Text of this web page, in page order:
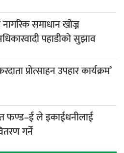
समाधान खोज्न
पहाडीको सुझाव
प्रोत्साहन उपहार कार्यक्रम’
फण्ड–ई ले इकाईधनीलाई
गर्ने